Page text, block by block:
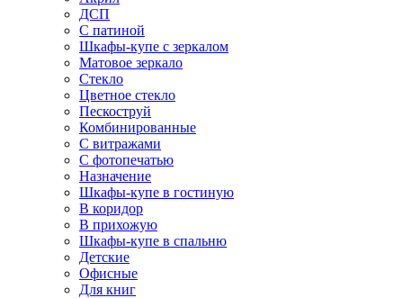
ДСП
С патиной
Шкафы-купе с зеркалом
Матовое зеркало
Стекло
Цветное стекло
Пескоструй
Комбинированные
С витражами
С фотопечатью
Назначение
Шкафы-купе в гостиную
В коридор
В прихожую
Шкафы-купе в спальню
Детские
Офисные
Для книг